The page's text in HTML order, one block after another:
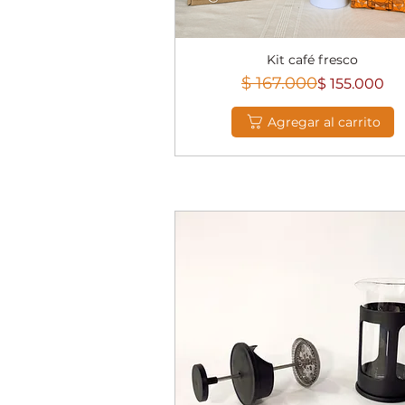
Vista rápida
Kit café fresco
Precio
$ 167.000Precio de oferta
$ 155.000
Agregar al carrito